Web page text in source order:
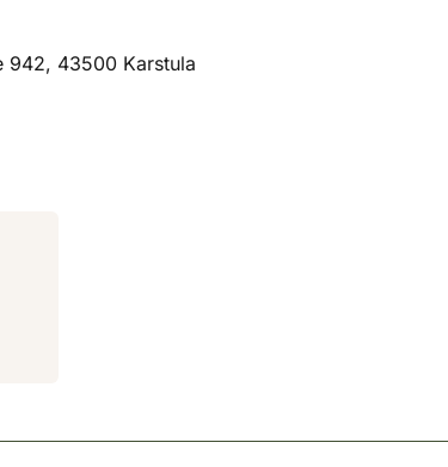
942, 43500 Karstula